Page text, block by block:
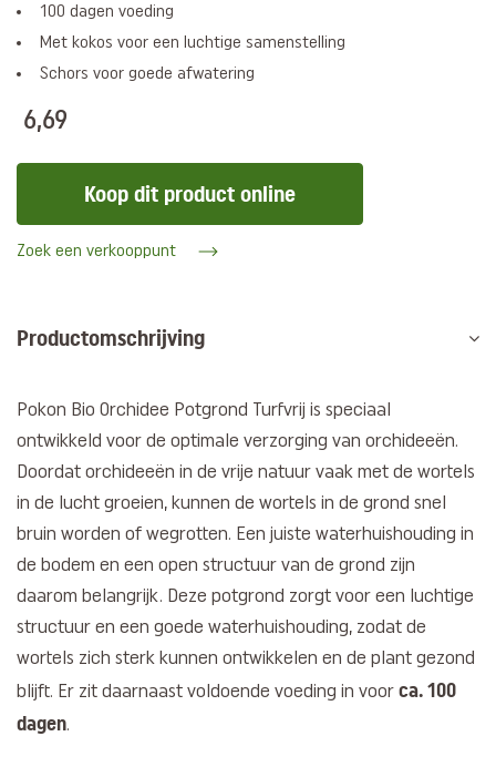
100 dagen voeding
Met kokos voor een luchtige samenstelling
Schors voor goede afwatering
6,69
Koop dit product online
Zoek een verkooppunt
Productomschrijving
Pokon Bio Orchidee Potgrond Turfvrij is speciaal
ontwikkeld voor de optimale verzorging van orchideeën.
Doordat orchideeën in de vrije natuur vaak met de wortels
in de lucht groeien, kunnen de wortels in de grond snel
bruin worden of wegrotten. Een juiste waterhuishouding in
de bodem en een open structuur van de grond zijn
daarom belangrijk. Deze potgrond zorgt voor een luchtige
structuur en een goede waterhuishouding, zodat de
wortels zich sterk kunnen ontwikkelen en de plant gezond
blijft. Er zit daarnaast voldoende voeding in voor ca. 100
dagen.